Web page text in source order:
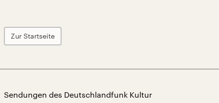
Zur Startseite
Sendungen des Deutschlandfunk Kultur